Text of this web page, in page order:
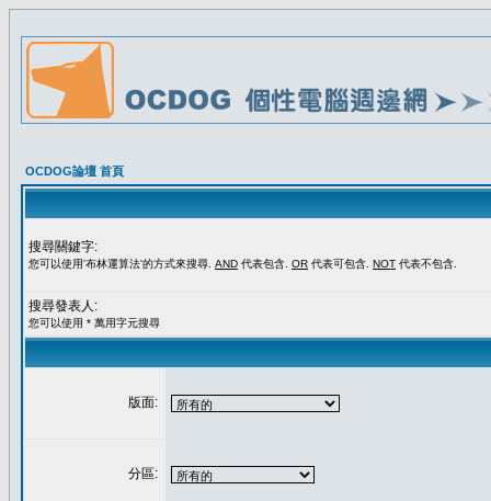
OCDOG論壇 首頁
搜尋關鍵字:
您可以使用'布林運算法'的方式來搜尋. AND 代表包含. OR 代表可包含. NOT 代表不包含.
搜尋發表人:
您可以使用 * 萬用字元搜尋
版面:
分區: